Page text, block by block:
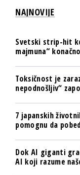
NAJNOVIJE
Svetski strip-hit
majmuna“
Toksičnost je
nepodnošljiv“
7 japanskih
pomognu da
Dok AI giganti
AI koji razume